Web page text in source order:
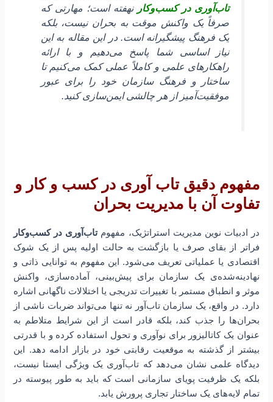
تاب‌آوری در کسب‌و‌کار نهفته است؛ مهارتی که
صرفاً یک واکنش موقت به بحران نیست، بلکه
یک فرهنگ پیشگیرانه است. در این مقاله به این
نیاز اساسی شما پاسخ می‌دهیم و با ارائه
راهکارهای علمی و کاملاً عملی کمک می‌کنیم تا
ساختار و فرهنگ سازمان خود را برای عبور
موفقیت‌آمیز از هر چالشی ایمن‌سازی کنید.
مفهوم دقیق تاب آوری در کسب و کار و
تفاوت آن با مدیریت بحران
در ادبیات نوین مدیریت استراتژیک، مفهومتاب‌آوری در کسب‌و‌کار
فراتر از بقای صرف یا بازگشت به حالت اولیه پس از یک شوک
اقتصادی یا عملیاتی تعریف می‌شود. این مفهوم به توانایی ذاتی و
نهادینه‌شده‌ی یک سازمان برای پیش‌بینی، آماده‌سازی، واکنش
موثر و انطباق مستمر با تغییرات تدریجی یا اختلالات ناگهانی اشاره
دارد. در واقع، یک سازمان تاب‌آور نه تنها می‌تواند ضربات ناشی از
بحران‌ها را جذب کند، بلکه قادر است از این شرایط متلاطم به
عنوان یک کاتالیزور برای نوآوری و تحول استفاده کرده و با قدرتی
بیشتر از گذشته به موقعیت رقابتی خود در بازار ادامه دهد. این
دیدگاه علمی نشان می‌دهد که تاب‌آوری یک ویژگی ایستا نیست،
بلکه یک ظرفیت پویای سازمانی است که باید به طور پیوسته در
تمام لایه‌های یک ساختار تجاری پرورش یابد.